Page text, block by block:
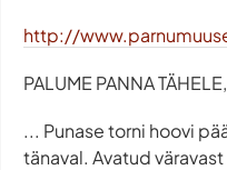
http://
PALUME PANNA
... Punase torni hoovi
tänaval. Avatud